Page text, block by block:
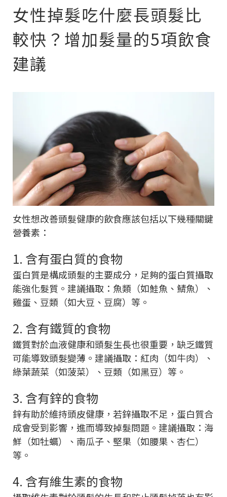
女性掉髮吃什麼長頭髮比
較快？增加髮量的5項飲食
建議
女性想改善頭髮健康的飲食應該包括以下幾種關鍵
營養素：
1. 含有蛋白質的食物
蛋白質是構成頭髮的主要成分，足夠的蛋白質攝取
能強化髮質。建議攝取：魚類（如鮭魚、鯖魚）、
雞蛋、豆類（如大豆、豆腐）等。
2. 含有鐵質的食物
鐵質對於血液健康和頭髮生長也很重要，缺乏鐵質
可能導致頭髮變薄。建議攝取：紅肉（如牛肉）、
綠葉蔬菜（如菠菜）、豆類（如黑豆）等。
3. 含有鋅的食物
鋅有助於維持頭皮健康，若鋅攝取不足，蛋白質合
成會受到影響，進而導致掉髮問題。建議攝取：海
鮮（如牡蠣）、南瓜子、堅果（如腰果、杏仁）
等。
4. 含有維生素的食物